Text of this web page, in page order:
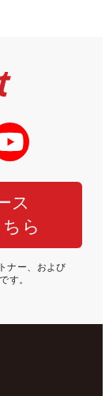
ス
ら
ナー、および
す。